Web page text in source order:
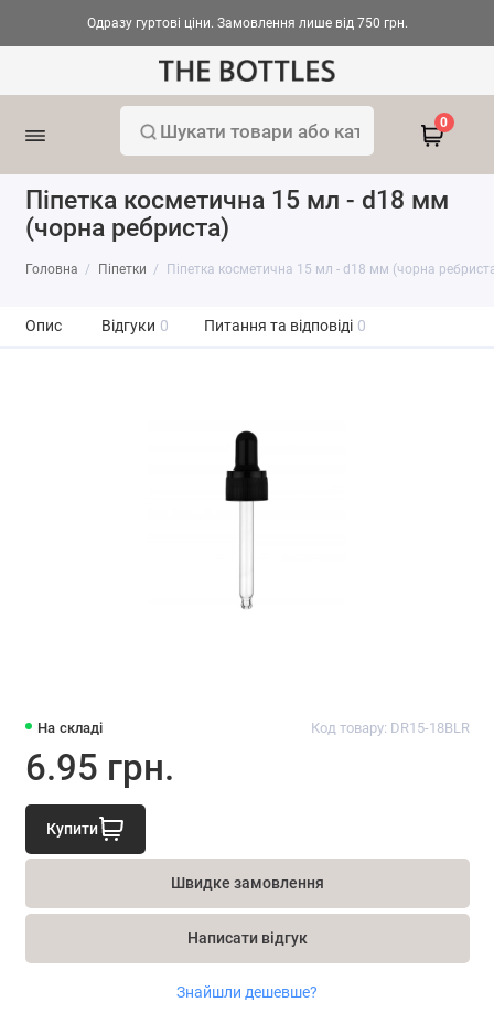
Одразу гуртові ціни. Замовлення лише від 750 грн.
0
Піпетка косметична 15 мл - d18 мм
(чорна ребриста)
Головна Піпетки Піпетка косметична 15 мл - d18 мм (чорна
Опис Відгуки 0 Питання та відповіді 0
На складі Код товару: DR15-18BLR
6.95 грн.
Купити
Швидке замовлення
Написати відгук
Знайшли дешевше?